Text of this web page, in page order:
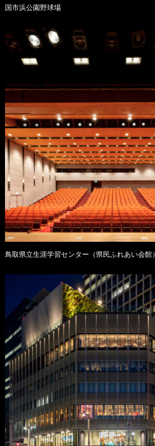
国市浜公園野球場
鳥取県立生涯学習センター（県民ふれあい会館）